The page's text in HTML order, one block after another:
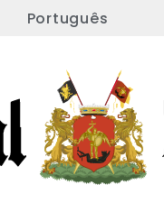
Português